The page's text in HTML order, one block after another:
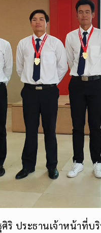
ประธานเจ้าหน้าที่บ